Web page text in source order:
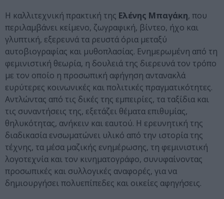
Η καλλιτεχνική πρακτική της Ελένης Μπαγάκη, που
περιλαμβάνει κείμενο, ζωγραφική, βίντεο, ήχο και
γλυπτική, εξερευνά τα ρευστά όρια μεταξύ
αυτοβιογραφίας και μυθοπλασίας. Ενημερωμένη από τη
φεμινιστική θεωρία, η δουλειά της διερευνά τον τρόπο
με τον οποίο η προσωπική αφήγηση αντανακλά
ευρύτερες κοινωνικές και πολιτικές πραγματικότητες.
Αντλώντας από τις δικές της εμπειρίες, τα ταξίδια και
τις συναντήσεις της, εξετάζει θέματα επιθυμίας,
θηλυκότητας, ανήκειν και εαυτού. Η ερευνητική της
διαδικασία ενσωματώνει υλικό από την ιστορία της
τέχνης, τα μέσα μαζικής ενημέρωσης, τη φεμινιστική
λογοτεχνία και τον κινηματογράφο, συνυφαίνοντας
προσωπικές και συλλογικές αναφορές, για να
δημιουργήσει πολυεπίπεδες και οικείες αφηγήσεις.